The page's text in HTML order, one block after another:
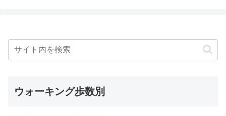
ウォーキング歩数別